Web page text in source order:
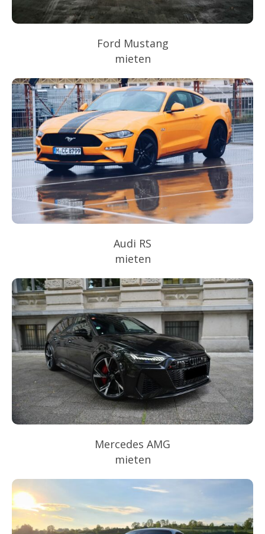
Ford Mustang
mieten
Audi RS
mieten
Mercedes AMG
mieten